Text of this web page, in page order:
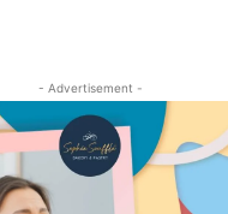
- Advertisement -